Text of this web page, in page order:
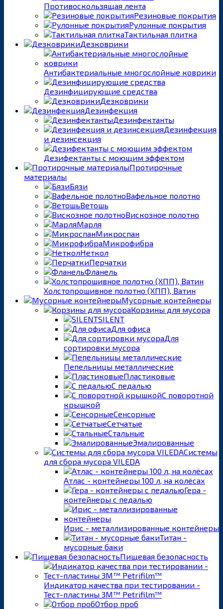
Противоскользящая лента
Резиновые покрытия
Рулонные покрытия
Тактильная плитка
Дезковрики
Антибактериальные многослойные коврики
Дезинфицирующие средства
Дезковрики
Дезинфекция
Дезинфектанты
Дезинфекция
и дезинсекция
Дезифектанты с моющим эффектом
Протирочные
материалы
Бязи
Вафельное полотно
Ветошь
Вискозное полотно
Марля
Микроспан
Микрофибра
Неткол
Перчатки
Фланель
Холстопрошивное полотно (ХПП), Ватин
Мусорные контейнеры
Корзины для мусора
SILENT
Для офиса
Для
сортировки мусора
Пепельницы металлические
Пластиковые
С педалью
С поворотной
крышкой
Сенсорные
Сетчатые
Стальные
Эмалированные
Системы
для сбора мусора VILEDA
Атлас - контейнеры 100 л, на колёсах
Гера -
контейнеры с педалью
Ирис - металлизированные контейнеры
Титан -
мусорные баки
Пищевая безопасность
Индикатор качества при тестировании -
Тест-пластины 3M™ Petrifilm™
Отбор проб